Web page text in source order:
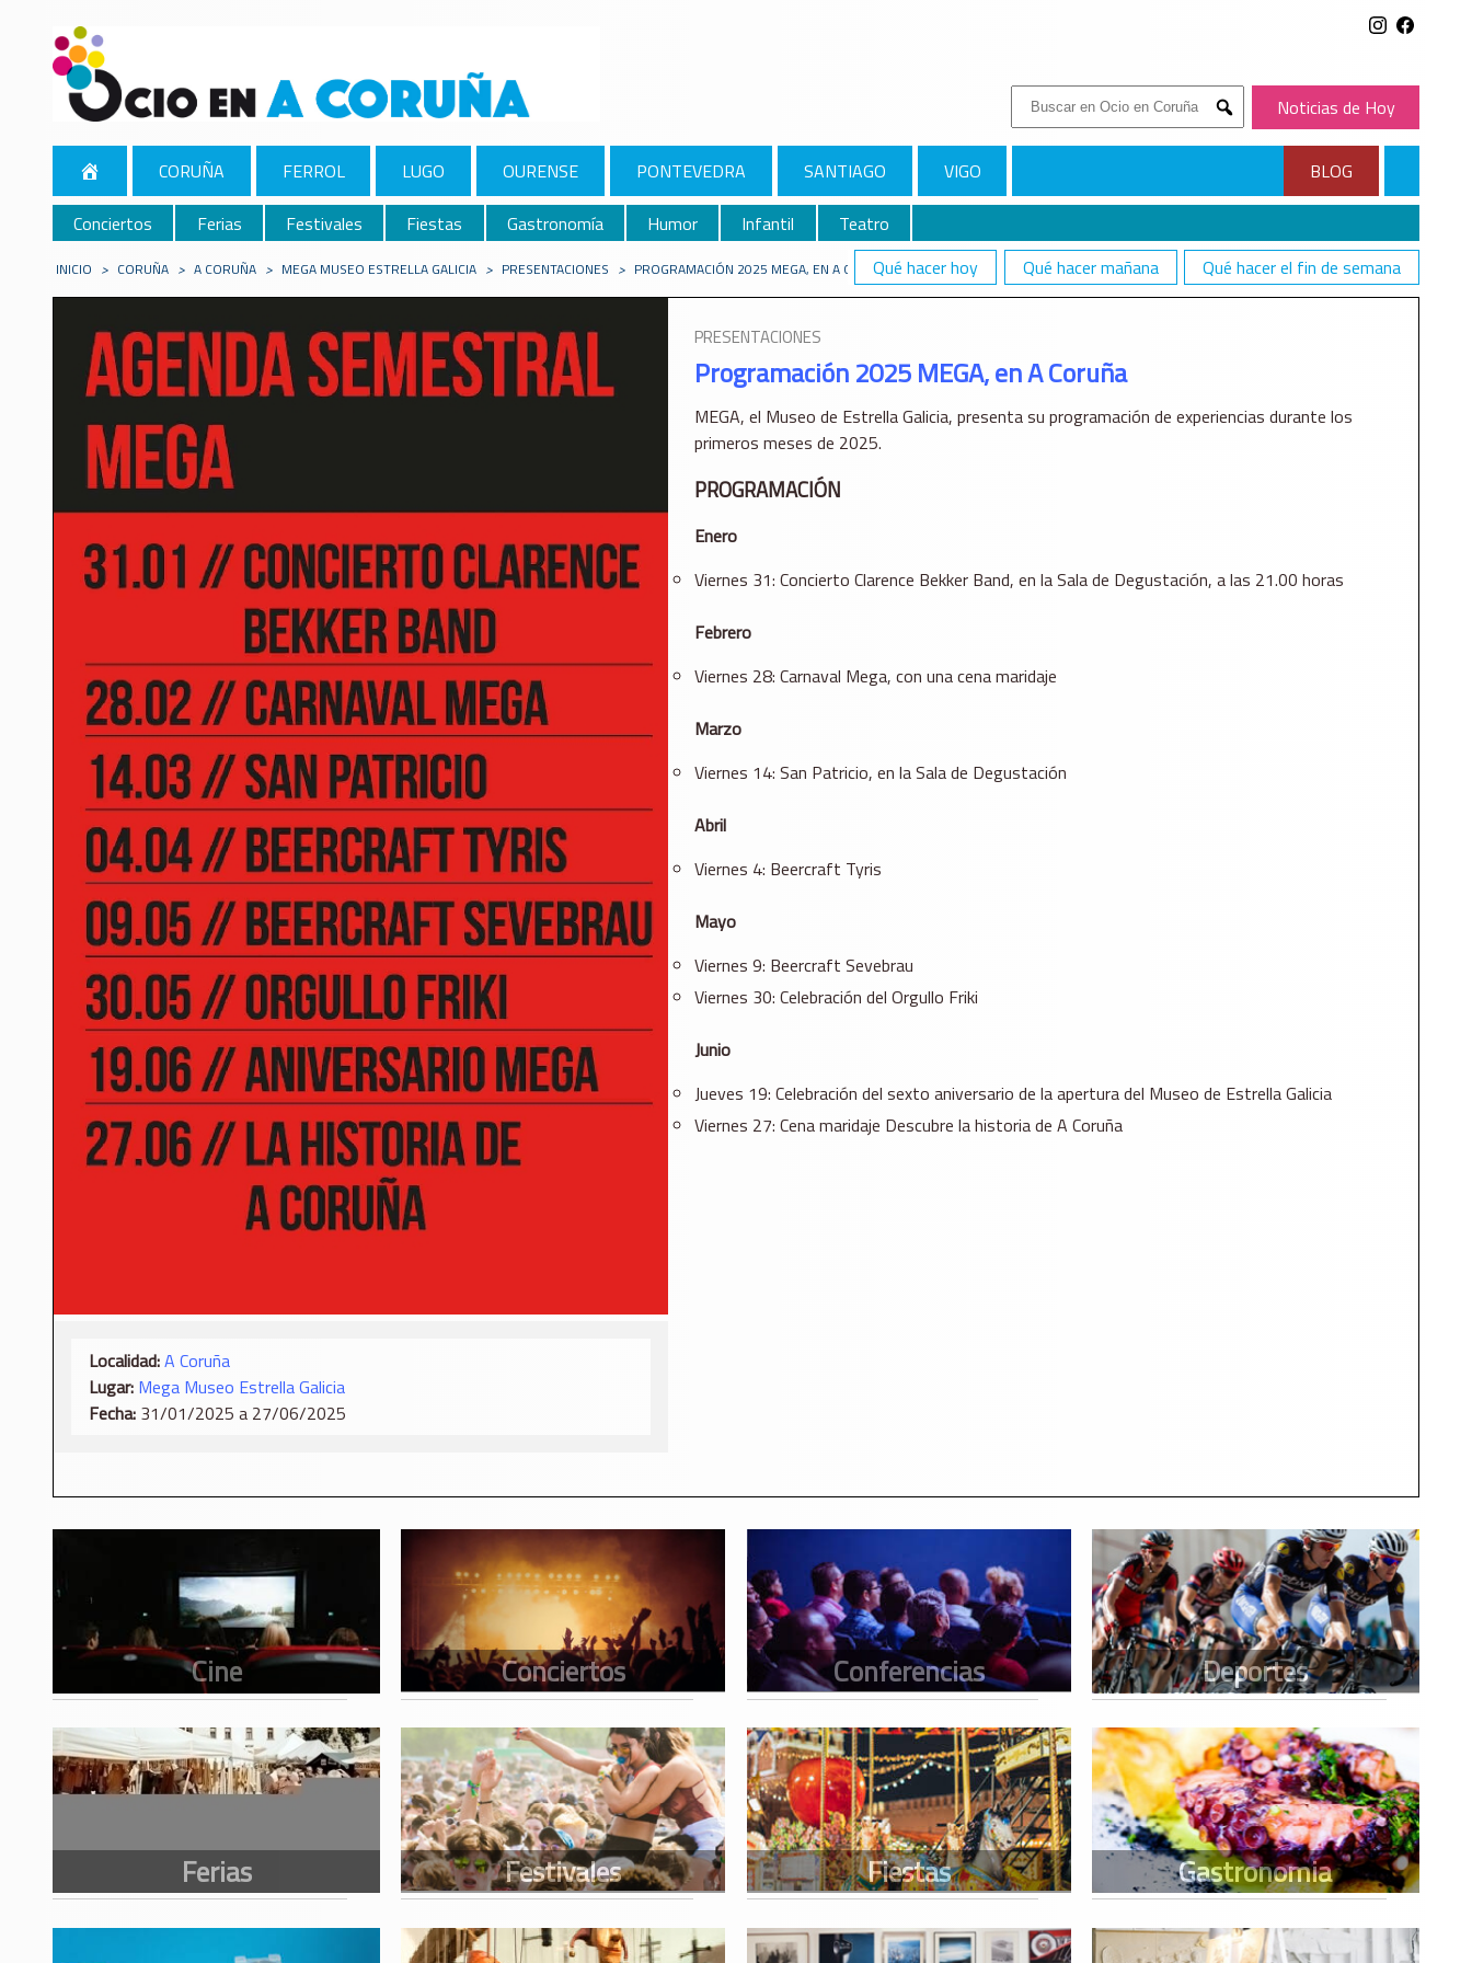
Buscar:
Submit
Noticias de Hoy
CORUÑA FERROL LUGO OURENSE PONTEVEDRA SANTIAGO VIGO
BLOG
Conciertos
Ferias Festivales Fiestas Gastronomía Humor Infantil
Teatro
Qué hacer hoy
Qué hacer mañana Qué hacer el fin de semana
INICIO > CORUÑA > A CORUÑA > MEGA MUSEO ESTRELLA GALICIA > PRESENTACIONES > PROGRAMACIÓN 2025 MEGA, EN A CORUÑA
Localidad:A Coruña
Lugar: Mega Museo Estrella Galicia
Fecha: 31/01/2025 a 27/06/2025
PRESENTACIONES
Programación 2025 MEGA, en A Coruña
MEGA, el Museo de Estrella Galicia, presenta su programación de experiencias durante los
primeros meses de 2025.
PROGRAMACIÓN
Enero
Viernes 31: Concierto Clarence Bekker Band, en la Sala de Degustación, a las 21.00 horas
Febrero
Viernes 28: Carnaval Mega, con una cena maridaje
Marzo
Viernes 14: San Patricio, en la Sala de Degustación
Abril
Viernes 4: Beercraft Tyris
Mayo
Viernes 9: Beercraft Sevebrau
Viernes 30: Celebración del Orgullo Friki
Junio
Jueves 19: Celebración del sexto aniversario de la apertura del Museo de Estrella Galicia
Viernes 27: Cena maridaje Descubre la historia de A Coruña